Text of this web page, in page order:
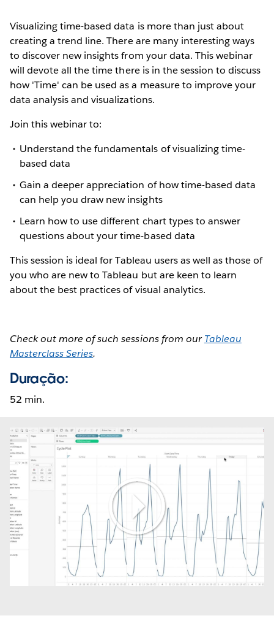
Visualizing time-based data is more than just about
creating a trend line. There are many interesting ways
to discover new insights from your data. This webinar
will devote all the time there is in the session to discuss
how 'Time' can be used as a measure to improve your
data analysis and visualizations.
Join this webinar to:
Understand the fundamentals of visualizing time-
based data
Gain a deeper appreciation of how time-based data
can help you draw new insights
Learn how to use different chart types to answer
questions about your time-based data
This session is ideal for Tableau users as well as those of
you who are new to Tableau but are keen to learn
about the best practices of visual analytics.
Check out more of such sessions from ourTableau
Masterclass Series.
Duração:
52 min.
Play
Video